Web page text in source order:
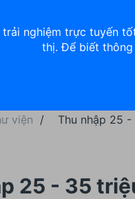
viện / Thu nhập 25
25 - 35
nghiệm trực tuyến
thị. Để biết